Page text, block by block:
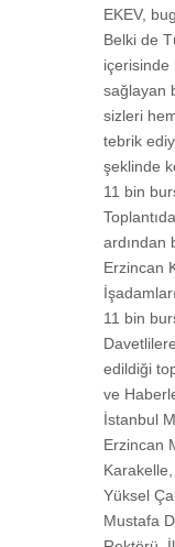
EKEV,
Belki de
içerisinde
sağlayan
sizleri
tebrik
şeklinde
11 bin
ardından
Erzincan
11 bin
edildiği
ve
İstanbul
Erzincan
Yüksel
Mustafa